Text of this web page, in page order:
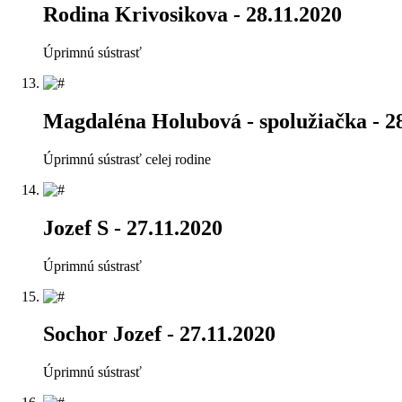
Rodina Krivosikova - 28.11.2020
Úprimnú sústrasť
Magdaléna Holubová - spolužiačka -
Úprimnú sústrasť celej rodine
Jozef S - 27.11.2020
Úprimnú sústrasť
Sochor Jozef- 27.11.2020
Úprimnú sústrasť